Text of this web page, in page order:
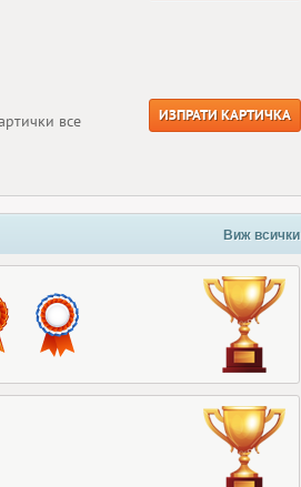
все
ИЗПРАТИ КАРТИЧКА
Виж всички